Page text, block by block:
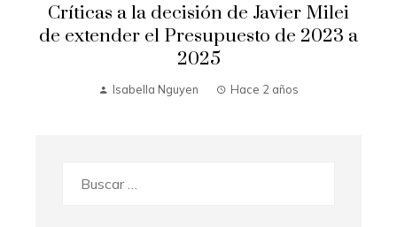
Críticas a la decisión de Javier Milei
de extender el Presupuesto de 2023 a
2025
Isabella Nguyen Hace 2 años